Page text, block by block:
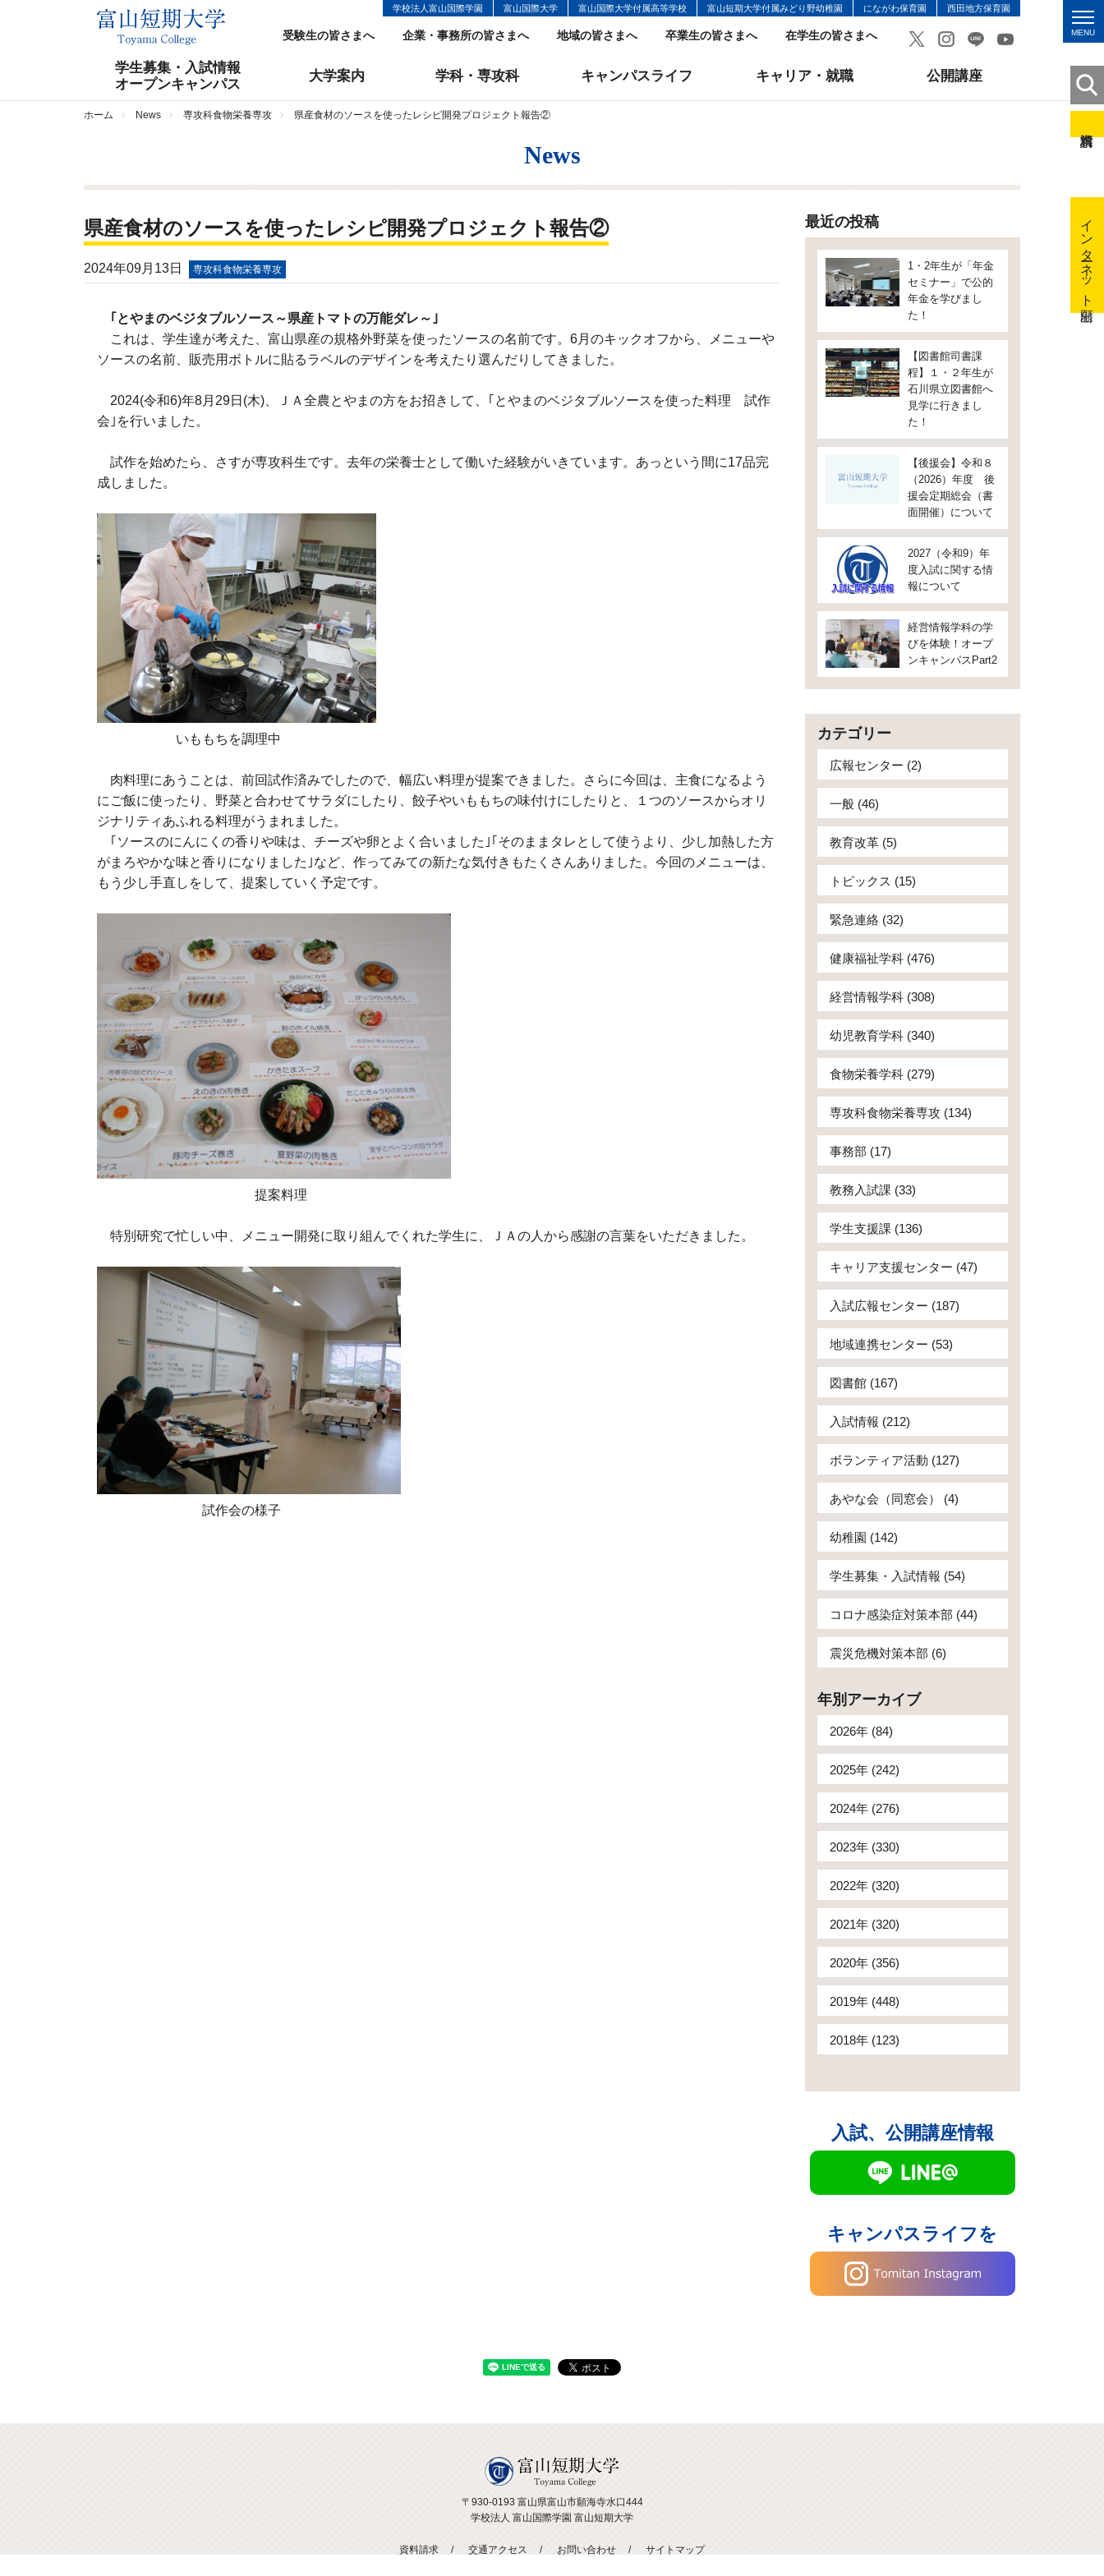
学校法人富山国際学園 富山国際大学 富山国際大学付属高等学校 富山短期大学付属みどり野幼稚園 にながわ保育園 西田地方保育園
受験生の皆さまへ 企業・事務所の皆さまへ 地域の皆さまへ 卒業生の皆さまへ 在学生の皆さまへ MENU
学生募集・入試情報
オープンキャンパス
大学案内 学科・専攻科 キャンパスライフ キャリア・就職 公開講座
インターネット出願
ホーム News 専攻科食物栄養専攻 県産食材のソースを使ったレシピ開発プロジェクト報告②
News
県産食材のソースを使ったレシピ開発プロジェクト報告②
2024年09月13日 専攻科食物栄養専攻
｢とやまのベジタブルソース～県産トマトの万能ダレ～｣
これは、学生達が考えた、富山県産の規格外野菜を使ったソースの名前です。 6月のキックオフから、メニューや
ソースの名前、販売用ボトルに貼るラベルのデザインを考えたり選んだりしてきました。
2024(令和6)年8月 29日 (木) 、ＪＡ全農とやまの方をお招きして、｢とやまのベジタブルソースを使った料理 試作
会｣を行いました。
試作を始めたら、さすが専攻科生です。去年の栄養士として働いた経験がいきています。あっという間に17品完
成しました。
いももちを調理中
肉料理にあうことは、前回試作済みでしたので、幅広い料理が提案できました。さらに今回は、主食になるよう
にご飯に使ったり、野菜と合わせてサラダにしたり、餃子やいももちの味付けにしたりと、１つのソースからオリ
ジナリティあふれる料理がうまれました。
｢ソースのにんにくの香りや味は、チーズや卵とよく合いました｣｢そのままタレとして使うより、少し加熱した方
がまろやかな味と香りになりました｣など、作ってみての新たな気付きもたくさんありました。今回のメニューは、
もう少し手直しをして、提案していく予定です。
提案料理
特別研究で忙しい中、メニュー開発に取り組んでくれた学生に、ＪＡの人から感謝の言葉をいただきました。
試作会の様子
最近の投稿
1・2年生が「年金
セミナー」で公的
年金を学びまし
た！
【図書館司書課
程】１・２年生が
石川県立図書館へ
見学に行きまし
た！
【後援会】令和８
（2026）年度 後
援会定期総会（書
面開催）について
2027（令和9）年
度入試に関する情
報について
経営情報学科の学
びを体験！オープ
ンキャンパスPart2
カテゴリー
広報センター (2)
一般 (46)
教育改革 (5)
トピックス (15)
緊急連絡 (32)
健康福祉学科 (476)
経営情報学科 (308)
幼児教育学科 (340)
食物栄養学科 (279)
専攻科食物栄養専攻 (134)
事務部 (17)
教務入試課 (33)
学生支援課 (136)
キャリア支援センター (47)
入試広報センター (187)
地域連携センター (53)
図書館 (167)
入試情報 (212)
ボランティア活動 (127)
あやな会（同窓会） (4)
幼稚園 (142)
学生募集・入試情報 (54)
コロナ感染症対策本部 (44)
震災危機対策本部 (6)
年別アーカイブ
2026年 (84)
2025年 (242)
2024年 (276)
2023年 (330)
2022年 (320)
2021年 (320)
2020年 (356)
2019年 (448)
2018年 (123)
入試、公開講座情報
キャンパスライフを
〒930-0193 富山県富山市願海寺水口444
学校法人 富山国際学園 富山短期大学
資料請求 交通アクセス お問い合わせ サイトマップ